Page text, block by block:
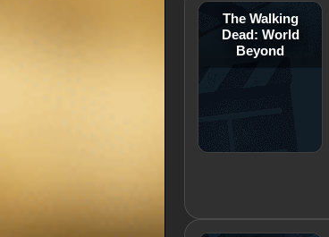
The Walking
Dead: World
Beyond